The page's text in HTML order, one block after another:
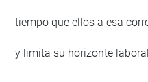
tiempo que ellos a esa
y limita su horizonte